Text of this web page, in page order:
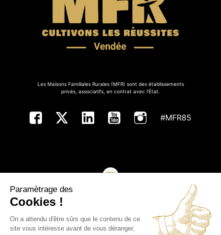
Les Maisons Familiales Rurales (MFR) sont des établissements
privés, associatifs, en contrat avec l’État.
#MFR85
Copyright ©MFR de Vendée - Tous droits réservés
Paramètrage des
Cookies !
On a attendu d'être sûrs que le contenu de ce
site vous intéresse avant de vous déranger,